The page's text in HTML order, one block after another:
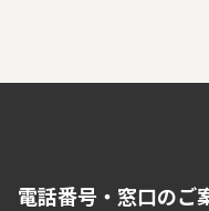
電話番号・窓口のご